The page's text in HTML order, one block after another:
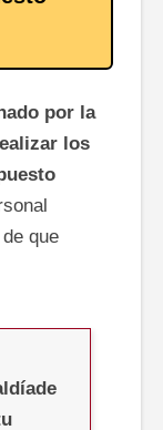
por la
los
que